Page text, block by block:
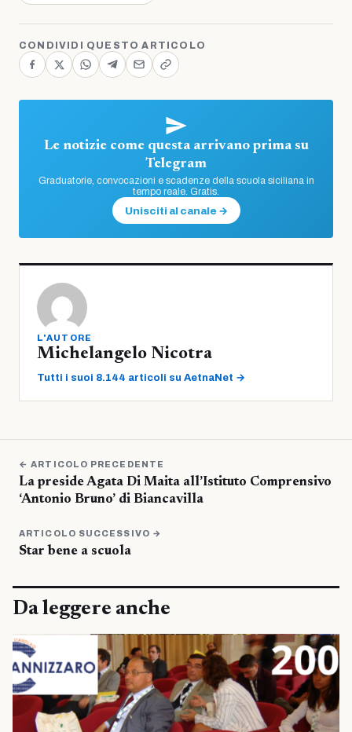
CONDIVIDI QUESTO ARTICOLO
Le notizie come questa arrivano prima su
Telegram
Graduatorie, convocazioni e scadenze della scuola siciliana in
tempo reale. Gratis.
Unisciti al canale →
L'AUTORE
Michelangelo Nicotra
Tutti i suoi 8.144 articoli su AetnaNet →
← ARTICOLO PRECEDENTE
La preside Agata Di Maita all’Istituto Comprensivo
‘Antonio Bruno’ di Biancavilla
ARTICOLO SUCCESSIVO →
Star bene a scuola
Da leggere anche